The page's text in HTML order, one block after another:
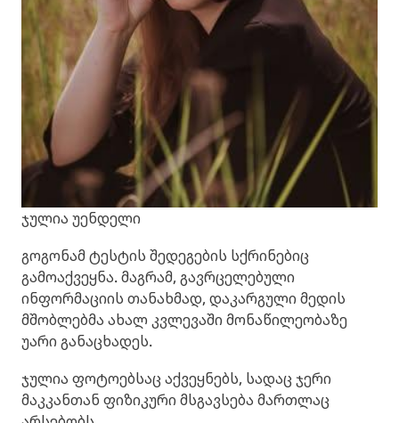
ჯულია უენდელი
გოგონამ ტესტის შედეგების სქრინებიც
გამოაქვეყნა. მაგრამ, გავრცელებული
ინფორმაციის თანახმად, დაკარგული მედის
მშობლებმა ახალ კვლევაში მონაწილეობაზე
უარი განაცხადეს.
ჯულია ფოტოებსაც აქვეყნებს, სადაც ჯერი
მაკკანთან ფიზიკური მსგავსება მართლაც